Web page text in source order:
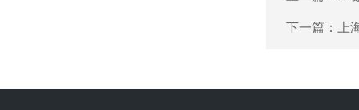
下一篇： 上